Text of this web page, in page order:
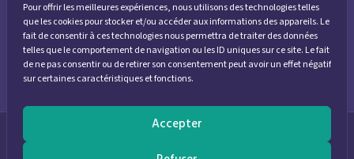
Pour offrir les meilleures expériences, nous utilisons des technologies telles
que les cookies pour stocker et/ou accéder aux informations des appareils. Le
fait de consentir à ces technologies nous permettra de traiter des données
telles que le comportement de navigation ou les ID uniques sur ce site. Le fait
de ne pas consentir ou de retirer son consentement peut avoir un effet négatif
sur certaines caractéristiques et fonctions.
Accepter
J'accepte de recevoir des emails marketing conformément à la
politique de confidentialité
Parapharmacie Provence — Pharmacie des Bastides